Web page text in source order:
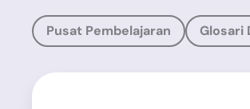
Pusat Pembelajaran Glosari